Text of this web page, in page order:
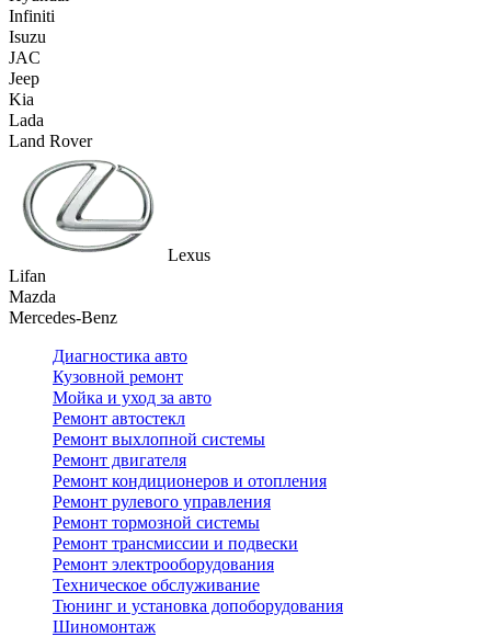
Infiniti
Isuzu
JAC
Jeep
Kia
Lada
Land Rover
Lexus
Lifan
Mazda
Mercedes-Benz
Диагностика авто
Кузовной ремонт
Мойка и уход за авто
Ремонт автостекл
Ремонт выхлопной системы
Ремонт двигателя
Ремонт кондиционеров и отопления
Ремонт рулевого управления
Ремонт тормозной системы
Ремонт трансмиссии и подвески
Ремонт электрооборудования
Техническое обслуживание
Тюнинг и установка допоборудования
Шиномонтаж